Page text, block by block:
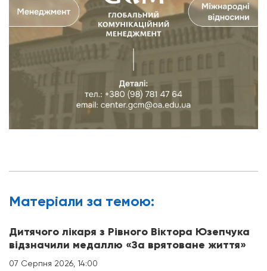
Матерiали за темою:
Дитячого лікаря з Рівного Віктора Юзепчука
відзначили медаллю «За врятоване життя»
07 Серпня 2026, 14:00